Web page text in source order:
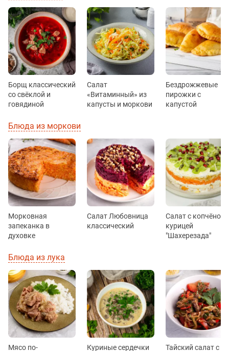
Борщ классический
со свёклой и
говядиной
Салат
«Витаминный» из
капусты и моркови
Бездрожжевые
пирожки с
капустой
Блюда из моркови
Морковная
запеканка в
духовке
Салат Любовница
классический
Салат с копчёной
курицей
"Шахерезада"
Блюда из лука
Мясо по-
Куриные сердечки
Тайский салат с